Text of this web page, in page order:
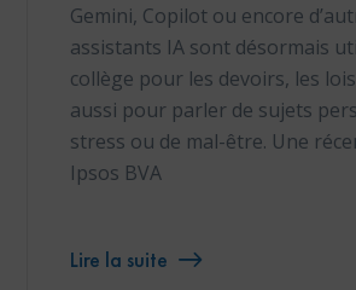
Gemini, Copilot ou encore
assistants IA sont désormais
collège pour les devoirs, les
aussi pour parler de sujets
stress ou de mal-être. Une
Ipsos BVA
Lire la suite